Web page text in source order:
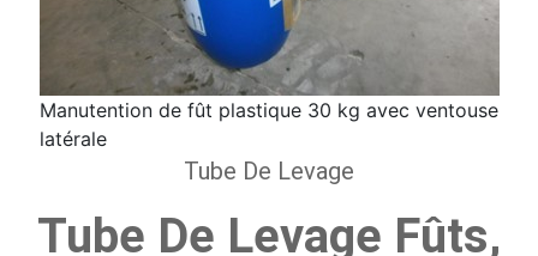
Manutention de fût plastique 30 kg avec ventouse
latérale
Tube De Levage
Tube De Levage Fûts,